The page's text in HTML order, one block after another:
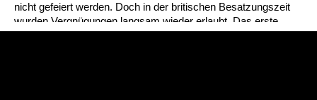
nicht gefeiert werden. Doch in der britischen Besatzungszeit
wurden Vergnügungen langsam wieder erlaubt. Das erste